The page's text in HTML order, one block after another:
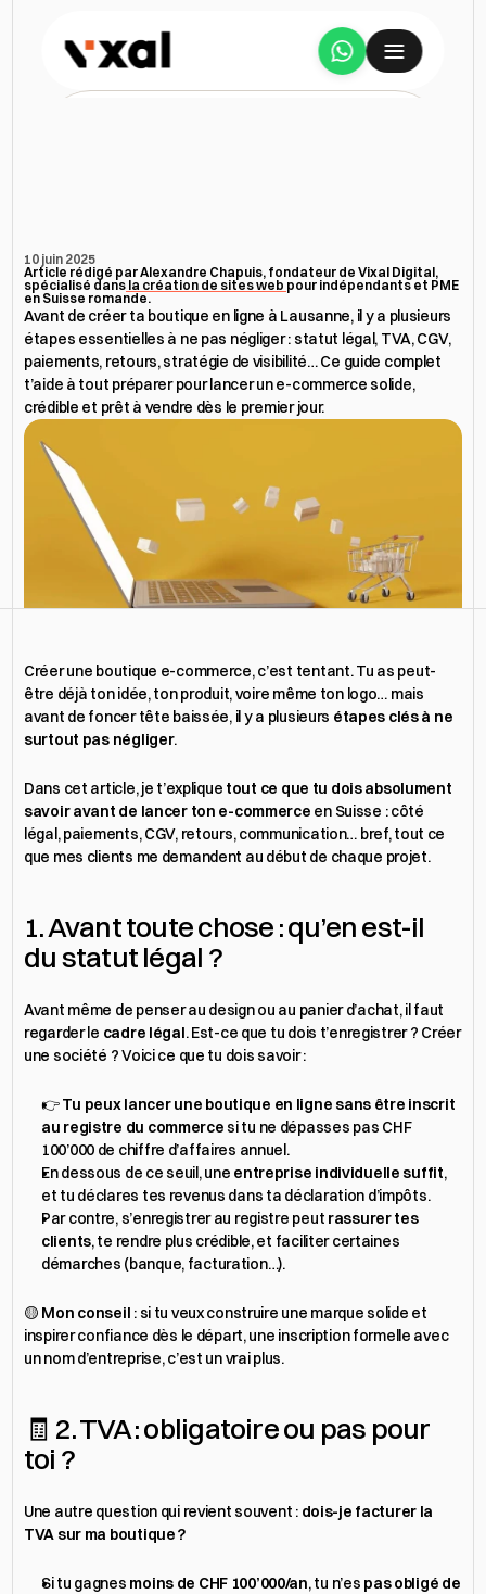
Tarifs
Avis
Ressources
Obtenir un devis
avant
10 juin 2025
Article rédigé par Alexandre Chapuis, fondateur de Vixal Digital,
spécialisé dans la création de sites web pour indépendants et PME
en Suisse romande.
Avant de créer ta boutique en ligne à Lausanne, il y a plusieurs
étapes essentielles à ne pas négliger : statut légal, TVA, CGV,
paiements, retours, stratégie de visibilité… Ce guide complet
t’aide à tout préparer pour lancer un e-commerce solide,
crédible et prêt à vendre dès le premier jour.
Créer une boutique e-commerce, c’est tentant. Tu as peut-
être déjà ton idée, ton produit, voire même ton logo… mais
avant de foncer tête baissée, il y a plusieurs étapes clés à ne
surtout pas négliger.
Dans cet article, je t’explique tout ce que tu dois absolument
savoir avant de lancer ton e-commerce en Suisse : côté
légal, paiements, CGV, retours, communication… bref, tout ce
que mes clients me demandent au début de chaque projet.
1. Avant toute chose : qu’en est-il
du statut légal ?
Avant même de penser au design ou au panier d’achat, il faut
regarder le cadre légal. Est-ce que tu dois t’enregistrer ? Créer
une société ? Voici ce que tu dois savoir :
👉 Tu peux lancer une boutique en ligne sans être inscrit
au registre du commerce si tu ne dépasses pas CHF
100’000 de chiffre d’affaires annuel.
En dessous de ce seuil, une entreprise individuelle suffit,
et tu déclares tes revenus dans ta déclaration d’impôts.
Par contre, s’enregistrer au registre peut rassurer tes
clients, te rendre plus crédible, et faciliter certaines
démarches (banque, facturation…).
🟡 Mon conseil : si tu veux construire une marque solide et
inspirer confiance dès le départ, une inscription formelle avec
un nom d’entreprise, c’est un vrai plus.
🧾 2. TVA : obligatoire ou pas pour
toi ?
Une autre question qui revient souvent : dois-je facturer la
TVA sur ma boutique ?
Si tu gagnes moins de CHF 100’000/an, tu n’es pas obligé de